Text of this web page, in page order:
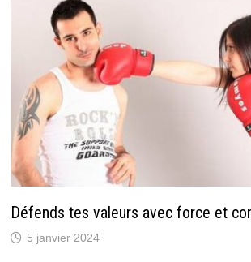
Défends tes valeurs avec force et
5 janvier 2024